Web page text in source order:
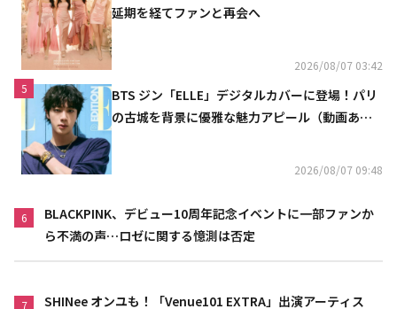
延期を経てファンと再会へ
2026/08/07 03:42
5
BTS ジン「ELLE」デジタルカバーに登場！パリ
の古城を背景に優雅な魅力アピール（動画あ
2026/08/07 09:48
6
BLACKPINK、デビュー10周年記念イベントに一部ファンか
ら不満の声…ロゼに関する憶測は否定
7
SHINee オンユも！「Venue101 EXTRA」出演アーティス